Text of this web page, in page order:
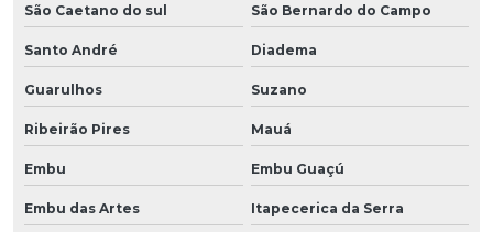
São Caetano do sul
São Bernardo do Campo
Santo André Diadema
Guarulhos Suzano
Ribeirão Pires Mauá
Embu Embu Guaçú
Embu das Artes Itapecerica da Serra